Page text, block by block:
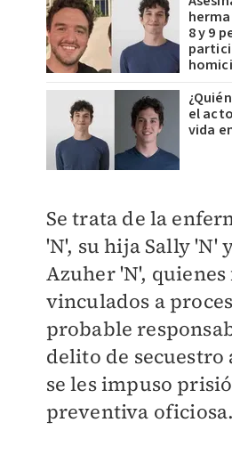
8 y 9
el
vida
Se trata de la
'N', su hija Sally 'N'
Azuher 'N',
vinculados a
probable
delito de secuestro
se les impuso
preventiva oficiosa.